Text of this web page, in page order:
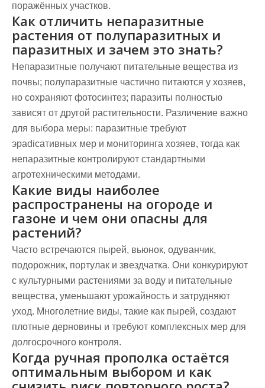
поражённых участков.
Как отличить непаразитные
растения от полупаразитных и
паразитных и зачем это знать?
Непаразитные получают питательные вещества из
почвы; полупаразитные частично питаются у хозяев,
но сохраняют фотосинтез; паразиты полностью
зависят от другой растительности. Различение важно
для выбора меры: паразитные требуют
эрadicативных мер и мониторинга хозяев, тогда как
непаразитные контролируют стандартными
агротехническими методами.
Какие виды наиболее
распространены на огороде и
газоне и чем они опасны для
растений?
Часто встречаются пырей, вьюнок, одуванчик,
подорожник, портулак и звездчатка. Они конкурируют
с культурными растениями за воду и питательные
вещества, уменьшают урожайность и затрудняют
уход. Многолетние виды, такие как пырей, создают
плотные дерновины и требуют комплексных мер для
долгосрочного контроля.
Когда ручная прополка остаётся
оптимальным выбором и как